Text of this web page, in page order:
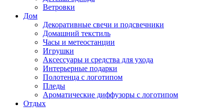
Ветровки
Дом
Декоративные свечи и подсвечники
Домашний текстиль
Часы и метеостанции
Игрушки
Аксессуары и средства для ухода
Интерьерные подарки
Полотенца с логотипом
Пледы
Ароматические диффузоры с логотипом
Отдых